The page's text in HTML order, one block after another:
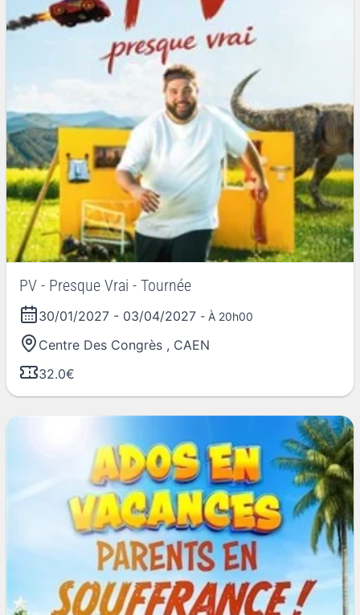
PV - Presque Vrai - Tournée
30/01/2027 - 03/04/2027 - À 20h00
Centre Des Congrès , CAEN
32.0€